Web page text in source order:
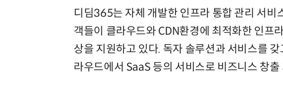
디딤365는 자체 개발한 인프라 통합 관리 서비
객들이 클라우드와 CDN환경에 최적화한 인프
상을 지원하고 있다. 독자 솔루션과 서비스를
라우드에서 SaaS 등의 서비스로 비즈니스 창